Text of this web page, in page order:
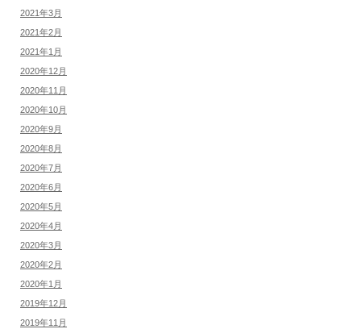
2021年3月
2021年2月
2021年1月
2020年12月
2020年11月
2020年10月
2020年9月
2020年8月
2020年7月
2020年6月
2020年5月
2020年4月
2020年3月
2020年2月
2020年1月
2019年12月
2019年11月